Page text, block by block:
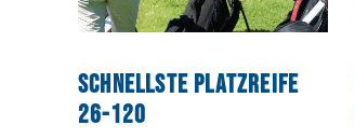
Schnellste Platzreife
26-120